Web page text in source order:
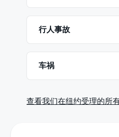
行人事故
车祸
查看我们在纽约受理的所